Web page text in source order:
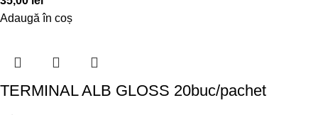
Adaugă în coș
TERMINAL ALB GLOSS 20buc/pachet